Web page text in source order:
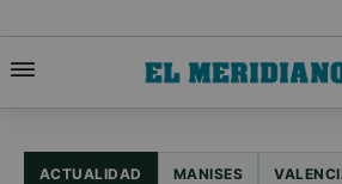
ACTUALIDAD MANISES